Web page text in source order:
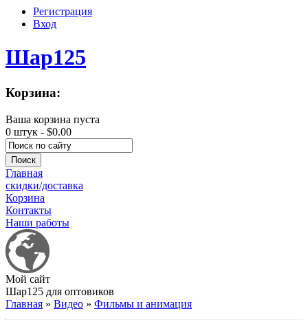
Регистрация
Вход
Шар125
Корзина:
Ваша корзина пуста
0 штук - $0.00
Главная
скидки/доставка
Корзина
Контакты
Наши работы
Мой сайт
Шар125 для оптовиков
Главная » Видео » Фильмы и анимация